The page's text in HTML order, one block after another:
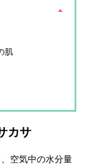
肌
カサ
空気中の水分量